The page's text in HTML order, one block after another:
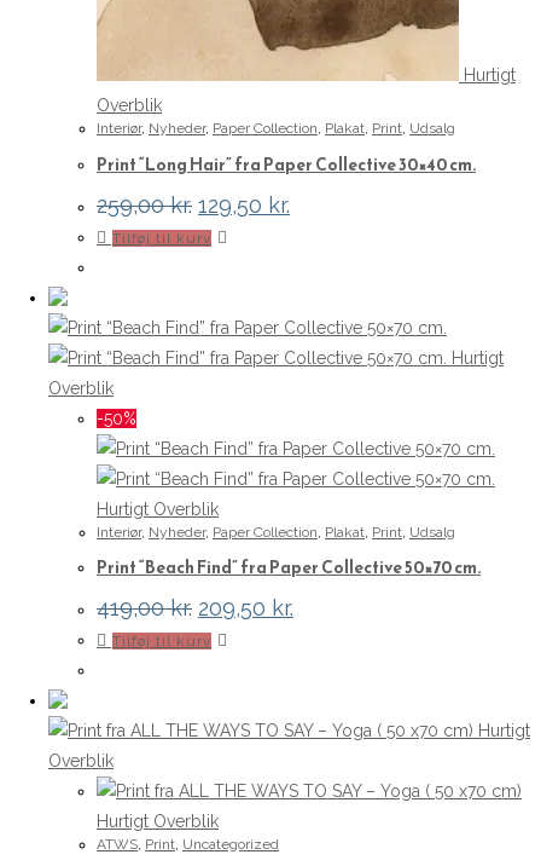
Hurtigt
Overblik
Interiør, Nyheder, Paper Collection, Plakat, Print, Udsalg
Print “Long Hair” fra Paper Collective 30×40 cm.
259,00kr. Den
oprindelige
pris
129,50 kr.
aktuelle
Tilføj til kurv
Hurtigt
Overblik
-50%
Hurtigt Overblik
Interiør, Nyheder, Paper Collection Plakat Print Udsalg
Print “Beach Find” fra Paper Collective 50×70 cm.
419,00kr. Den
oprindelige
pris
209,50 kr.
aktuelle
Tilføj til kurv
Hurtigt
Overblik
Hurtigt Overblik
ATWS, Print, Uncategorized